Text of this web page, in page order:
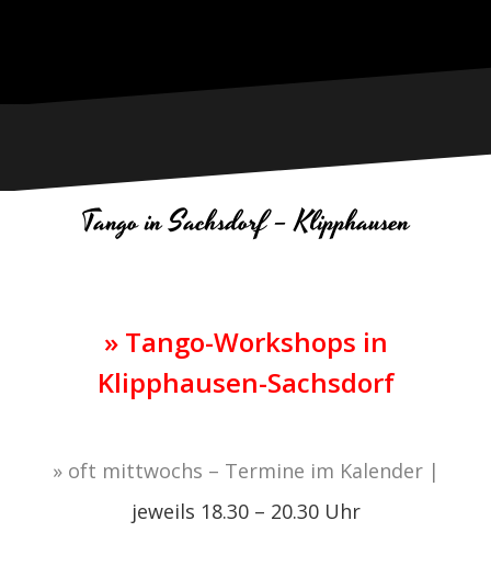
Tango in Sachsdorf – Klipphausen
» Tango-Workshops in
Klipphausen-Sachsdorf
» oft mittwochs – Termine im Kalender |
jeweils 18.30 – 20.30 Uhr